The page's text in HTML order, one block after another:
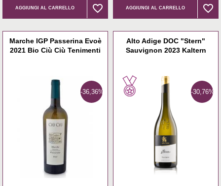
AGGIUNGI AL CARRELLO favorite_border
favorite_border AGGIUNGI AL CARRELLO favorite_border
favorite_border
Marche IGP Passerina Evoè
2021 Bio Ciù Ciù Tenimenti
-36,36%
Alto Adige DOC "Stern"
Sauvignon 2023 Kaltern
-30,76%